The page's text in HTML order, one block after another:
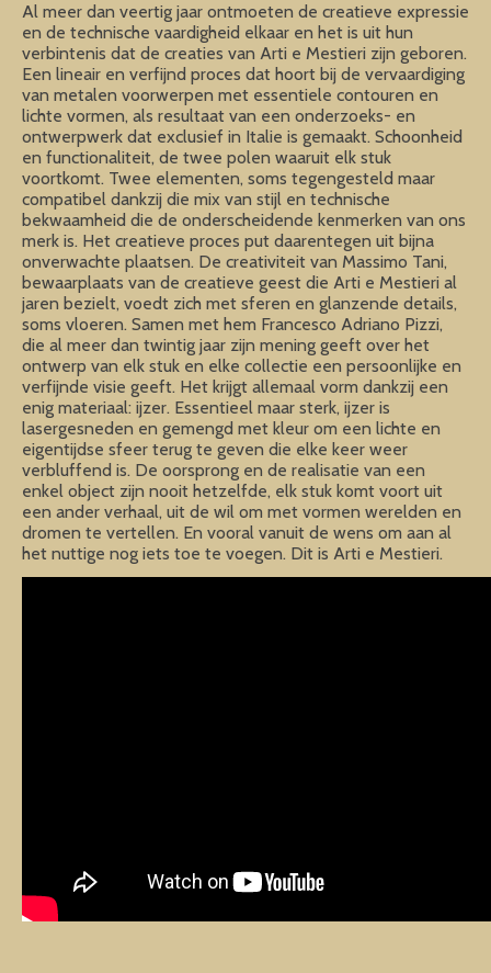
Al meer dan veertig jaar ontmoeten de creatieve expressie
en de technische vaardigheid elkaar en het is uit hun
verbintenis dat de creaties van Arti e Mestieri zijn geboren.
Een lineair en verfijnd proces dat hoort bij de vervaardiging
van metalen voorwerpen met essentiele contouren en
lichte vormen, als resultaat van een onderzoeks- en
ontwerpwerk dat exclusief in Italie is gemaakt. Schoonheid
en functionaliteit, de twee polen waaruit elk stuk
voortkomt. Twee elementen, soms tegengesteld maar
compatibel dankzij die mix van stijl en technische
bekwaamheid die de onderscheidende kenmerken van ons
merk is. Het creatieve proces put daarentegen uit bijna
onverwachte plaatsen. De creativiteit van Massimo Tani,
bewaarplaats van de creatieve geest die Arti e Mestieri al
jaren bezielt, voedt zich met sferen en glanzende details,
soms vloeren. Samen met hem Francesco Adriano Pizzi,
die al meer dan twintig jaar zijn mening geeft over het
ontwerp van elk stuk en elke collectie een persoonlijke en
verfijnde visie geeft. Het krijgt allemaal vorm dankzij een
enig materiaal: ijzer. Essentieel maar sterk, ijzer is
lasergesneden en gemengd met kleur om een lichte en
eigentijdse sfeer terug te geven die elke keer weer
verbluffend is. De oorsprong en de realisatie van een
enkel object zijn nooit hetzelfde, elk stuk komt voort uit
een ander verhaal, uit de wil om met vormen werelden en
dromen te vertellen. En vooral vanuit de wens om aan al
het nuttige nog iets toe te voegen. Dit is Arti e Mestieri.